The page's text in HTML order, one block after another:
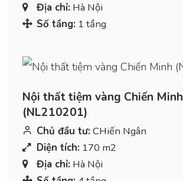
Địa chỉ: Hà Nội
Số tầng: 1 tầng
Nội thất tiệm vàng Chiến Minh
(NL210201)
Chủ đầu tư: CHiến Ngân
Diện tích: 170 m2
Địa chỉ: Hà Nội